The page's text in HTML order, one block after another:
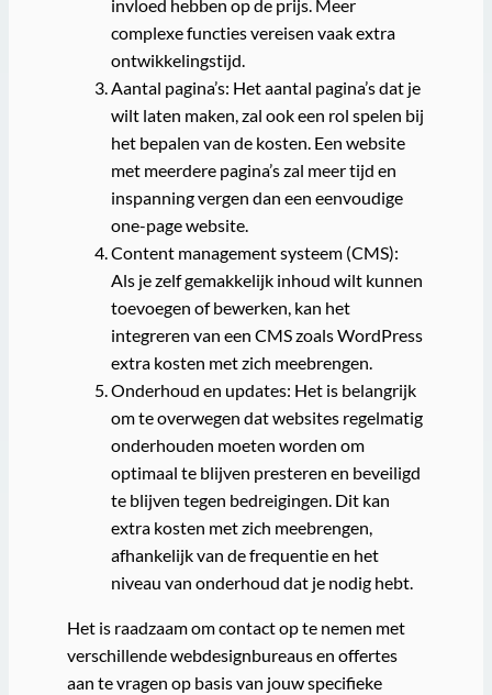
invloed hebben op de prijs. Meer
complexe functies vereisen vaak extra
ontwikkelingstijd.
Aantal pagina’s: Het aantal pagina’s dat je
wilt laten maken, zal ook een rol spelen bij
het bepalen van de kosten. Een website
met meerdere pagina’s zal meer tijd en
inspanning vergen dan een eenvoudige
one-page website.
Content management systeem (CMS):
Als je zelf gemakkelijk inhoud wilt kunnen
toevoegen of bewerken, kan het
integreren van een CMS zoals WordPress
extra kosten met zich meebrengen.
Onderhoud en updates: Het is belangrijk
om te overwegen dat websites regelmatig
onderhouden moeten worden om
optimaal te blijven presteren en beveiligd
te blijven tegen bedreigingen. Dit kan
extra kosten met zich meebrengen,
afhankelijk van de frequentie en het
niveau van onderhoud dat je nodig hebt.
Het is raadzaam om contact op te nemen met
verschillende webdesignbureaus en offertes
aan te vragen op basis van jouw specifieke